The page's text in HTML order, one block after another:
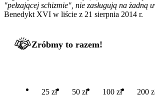
"pełzającej schizmie", nie zasługują na żadną
Benedykt XVI w liście z 21 sierpnia 2014 r.
Zróbmy to razem!
25 zł 50 zł 100 zł 200